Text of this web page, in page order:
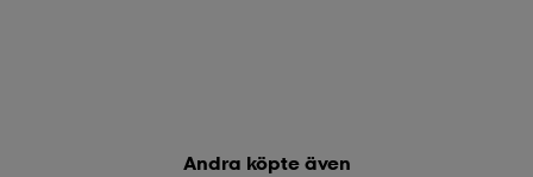
Andra köpte även